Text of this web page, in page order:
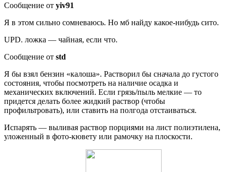
Сообщение от yiv91
Я в этом сильно сомневаюсь. Но мб найду какое-нибудь сито.
UPD. ложка — чайная, если что.
Сообщение от std
Я бы взял бензин «калоша». Растворил бы сначала до густого
состояния, чтобы посмотреть на наличие осадка и
механических включений. Если грязь/пыль мелкие — то
придется делать более жидкий раствор (чтобы
профильтровать), или ставить на полгода отстаиваться.
Испарять — выливая раствор порциями на лист полиэтилена,
уложенный в фото-кювету или рамочку на плоскости.